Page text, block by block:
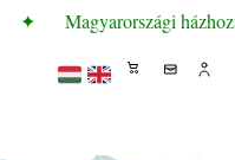
✦ Magyarországi